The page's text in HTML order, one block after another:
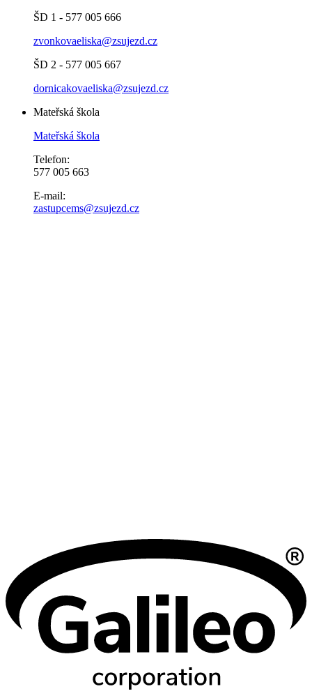
ŠD 1 - 577 005 666
zvonkovaeliska@zsujezd.cz
ŠD 2 - 577 005 667
dornicakovaeliska@zsujezd.cz
Mateřská škola
Mateřská škola
Telefon:
577 005 663
E-mail:
zastupcems@zsujezd.cz